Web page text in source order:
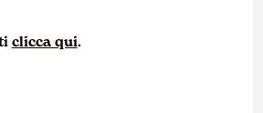
clicca qui.